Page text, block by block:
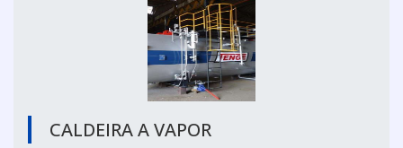
CALDEIRA A VAPOR